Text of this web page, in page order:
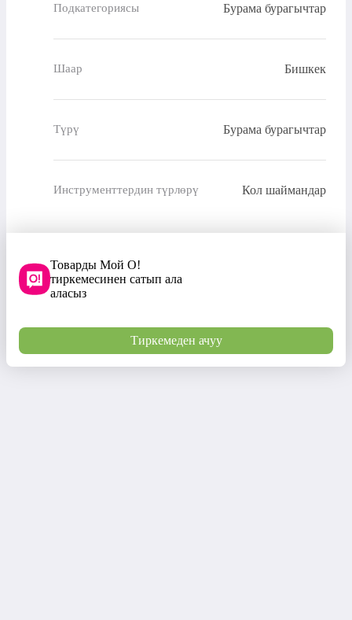
Подкатегориясы Бурама бурагычтар
Шаар Бишкек
Түрү Бурама бурагычтар
Инструменттердин түрлөрү Кол шаймандар
Товарды Мой О!
тиркемесинен сатып ала
аласыз
Тиркемеден ачуу